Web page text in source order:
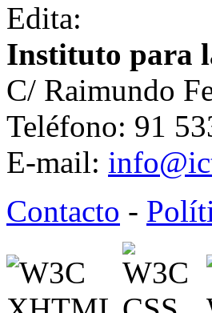
Edita:
Instituto para
C/ Raimundo
Teléfono: 91
E-mail:
Contacto -